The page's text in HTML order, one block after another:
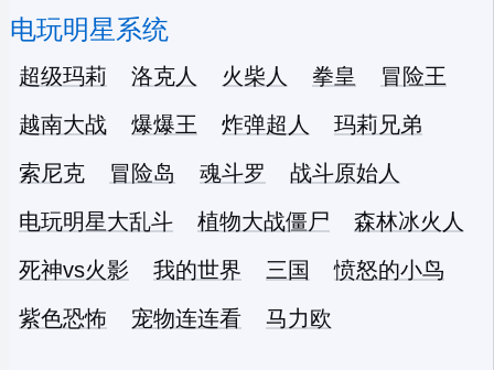
电玩明星系统
超级玛莉 洛克人 火柴人 拳皇
冒险王
越南大战
爆爆王 炸弹超人
玛莉兄弟
索尼克
冒险岛 魂斗罗
战斗原始人
电玩明星大乱斗
植物大战僵尸
森林冰火人
死神vs火影
我的世界 三国
愤怒的小鸟
紫色恐怖
宠物连连看 马力欧